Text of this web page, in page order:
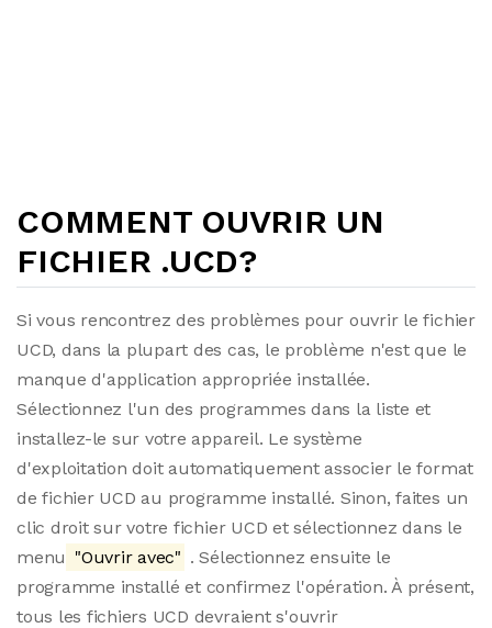
COMMENT OUVRIR UN
FICHIER .UCD?
Si vous rencontrez des problèmes pour ouvrir le fichier
UCD, dans la plupart des cas, le problème n'est que le
manque d'application appropriée installée.
Sélectionnez l'un des programmes dans la liste et
installez-le sur votre appareil. Le système
d'exploitation doit automatiquement associer le format
de fichier UCD au programme installé. Sinon, faites un
clic droit sur votre fichier UCD et sélectionnez dans le
menu "Ouvrir avec" . Sélectionnez ensuite le
programme installé et confirmez l'opération. À présent,
tous les fichiers UCD devraient s'ouvrir